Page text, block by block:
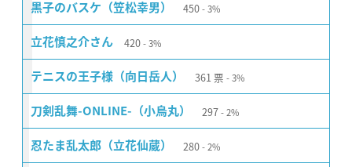
黒子のバスケ（笠松幸男） 450 3%
立花慎之介さん 420 3%
テニスの王子様（向日岳人） 361 票 3%
刀剣乱舞-ONLINE-（小烏丸） 297 2%
忍たま乱太郎（立花仙蔵） 280 2%